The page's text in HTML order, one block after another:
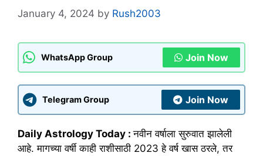
January 4, 2024 by Rush2003
WhatsApp Group Join Now
Telegram Group Join Now
Daily Astrology Today :नवीन वर्षाला सुरुवात झालेली
आहे. मागच्या वर्षी काही राशीसाठी 2023 हे वर्ष खास ठरले, तर